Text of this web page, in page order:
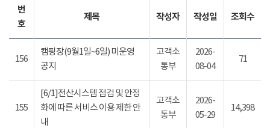
번
호
제목 작성자 작성일 조회수
156
캠핑장(9월1일~6일) 미운영
공지
고객소
통부
2026-
08-04
71
155
[6/1]전산시스템 점검 및 안정
화에 따른 서비스 이용 제한 안
내
고객소
통부
2026-
05-29
14,398